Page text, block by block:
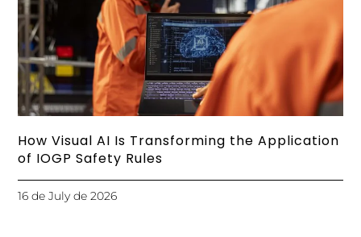
How Visual AI Is Transforming the Application
of IOGP Safety Rules
16 de July de 2026